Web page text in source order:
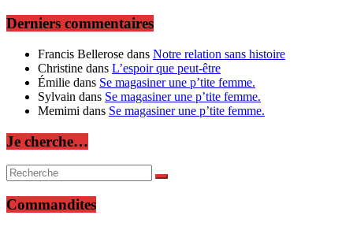
Derniers commentaires
Francis Bellerose dans Notre relation sans histoire
Christine dans L’espoir que peut-être
Émilie dans Se magasiner une p’tite femme.
Sylvain dans Se magasiner une p’tite femme.
Memimi dans Se magasiner une p’tite femme.
Je cherche…
Commandites